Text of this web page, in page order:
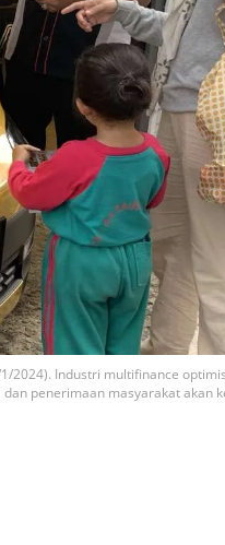
2024). Industri multifinance
penerimaan masyarakat akan